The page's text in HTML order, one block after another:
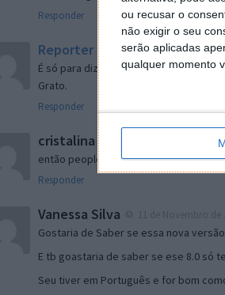
ou recusar o
não exigir o seu
serão aplicadas
qualquer momento
Responder
Reporter 7 de Novembro de 2005 às
É só para dizer que ainda não me
Grato.
Responder
cristalina 11 de Novembro de 2005
então people
Responder
Vanessa Silva
Gostaria de Saber se essa nova
E tb goastaria de saber se ese 8.0 só
Seu tiver em Português e for bom